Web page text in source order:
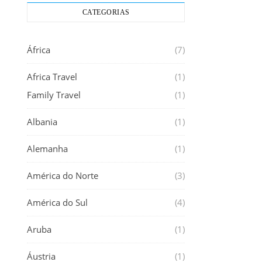
CATEGORIAS
África (7)
Africa Travel
(1)
Family Travel
(1)
Albania (1)
Alemanha (1)
América do Norte (3)
América do Sul (4)
Aruba (1)
Áustria (1)